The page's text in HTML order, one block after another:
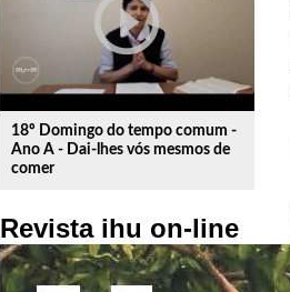
play_circle_outline
18º Domingo do tempo comum -
Ano A - Dai-lhes vós mesmos de
comer
Revista ihu on-line